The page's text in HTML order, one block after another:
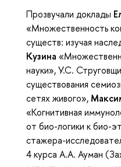
Прозвучали доклады
«Множественность
существ: изучая
Кузина
науки», У.С.
существования
сетях живого»,
«Когнитивная
от био-логики к био-
стажера-
4 курса А.А. Ауман